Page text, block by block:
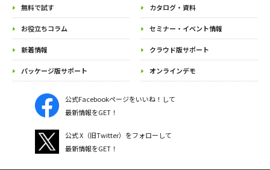
無料で試す カタログ・資料
お役立ちコラム セミナー・イベント情報
新着情報 クラウド版サポート
パッケージ版サポート オンラインデモ
公式Facebookページをいいね！して
最新情報をGET！
公式 X（旧Twitter）をフォローして
最新情報をGET！